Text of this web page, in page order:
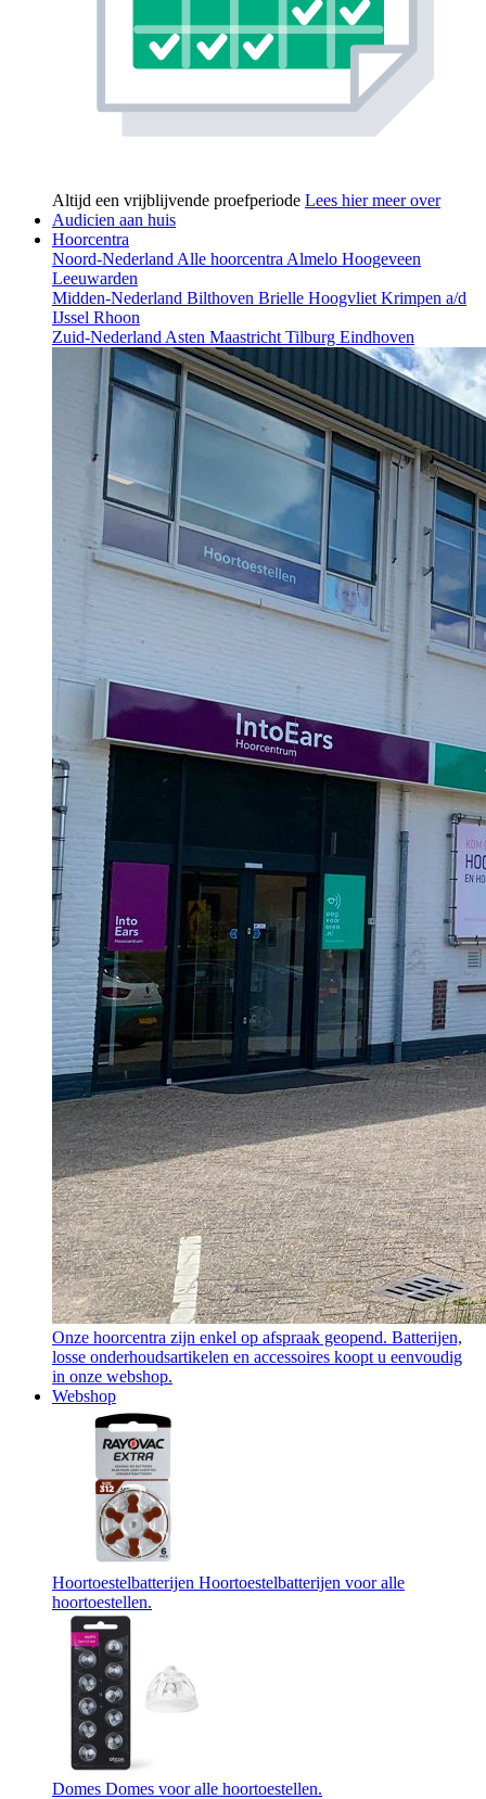
Altijd een vrijblijvende proefperiode Lees hier meer over
Audicien aan huis
Hoorcentra
Noord-Nederland Alle hoorcentra Almelo Hoogeveen
Leeuwarden
Midden-Nederland Bilthoven Brielle Hoogvliet Krimpen a/d
IJssel Rhoon
Zuid-Nederland Asten Maastricht Tilburg Eindhoven
Onze hoorcentra zijn enkel op afspraak geopend. Batterijen,
losse onderhoudsartikelen en accessoires koopt u eenvoudig
in onze webshop.
Webshop
Hoortoestelbatterijen Hoortoestelbatterijen voor alle
hoortoestellen.
Domes Domes voor alle hoortoestellen.